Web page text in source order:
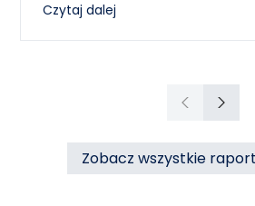
wieloletniej umowy sprzedaży
Przedsiębiorstwem Inżynierii
Dziedzicach („PIM”),
ciepła do miasta
Czytaj dalej
Poprzedni
Zobacz wszystkie